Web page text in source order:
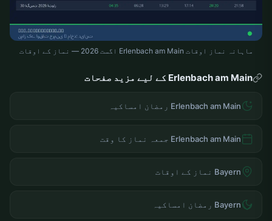
ماہانہ نماز اوقات Erlenbach am Main اگست 2026 — نماز کے اوقات
Erlenbach am Main کے لیے مزید صفحات
Erlenbach am Main رمضان امساکیہ
Erlenbach am Main جمعہ نماز کا وقت
Bayern نماز کے اوقات
Bayern رمضان امساکیہ